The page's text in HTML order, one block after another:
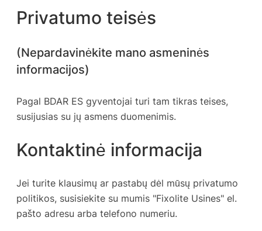
Privatumo teisės
(Nepardavinėkite mano asmeninės
informacijos)
Pagal BDAR ES gyventojai turi tam tikras teises,
susijusias su jų asmens duomenimis.
Kontaktinė informacija
Jei turite klausimų ar pastabų dėl mūsų privatumo
politikos, susisiekite su mumis "Fixolite Usines" el.
pašto adresu arba telefono numeriu.